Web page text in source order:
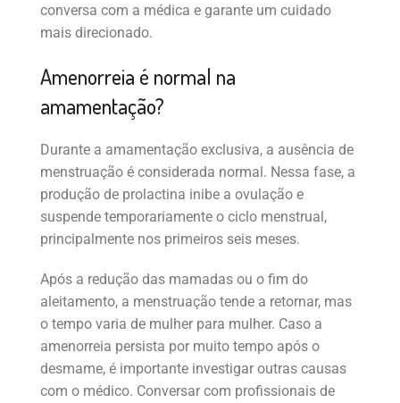
conversa com a médica e garante um cuidado
mais direcionado.
Amenorreia é normal na
amamentação?
Durante a amamentação exclusiva, a ausência de
menstruação é considerada normal. Nessa fase, a
produção de prolactina inibe a ovulação e
suspende temporariamente o ciclo menstrual,
principalmente nos primeiros seis meses.
Após a redução das mamadas ou o fim do
aleitamento, a menstruação tende a retornar, mas
o tempo varia de mulher para mulher. Caso a
amenorreia persista por muito tempo após o
desmame, é importante investigar outras causas
com o médico. Conversar com profissionais de